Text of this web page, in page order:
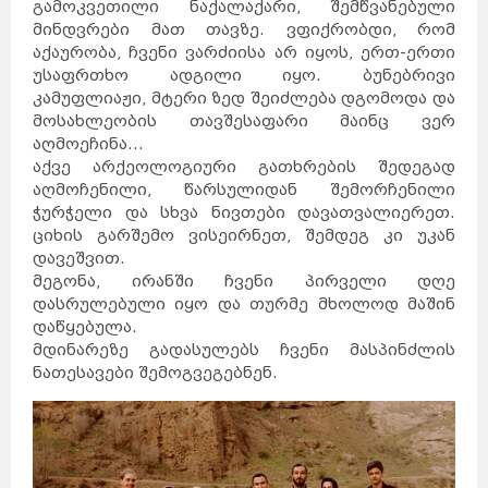
გამოკვეთილი ნაქალაქარი, შემწვანებული
მინდვრები მათ თავზე. ვფიქრობდი, რომ
აქაურობა, ჩვენი ვარძიისა არ იყოს, ერთ-ერთი
უსაფრთხო ადგილი იყო. ბუნებრივი
კამუფლიაჟი, მტერი ზედ შეიძლება დგომოდა და
მოსახლეობის თავშესაფარი მაინც ვერ
აღმოეჩინა...
აქვე არქეოლოგიური გათხრების შედეგად
აღმოჩენილი, წარსულიდან შემორჩენილი
ჭურჭელი და სხვა ნივთები დავათვალიერეთ.
ციხის გარშემო ვისეირნეთ, შემდეგ კი უკან
დავეშვით.
მეგონა, ირანში ჩვენი პირველი დღე
დასრულებული იყო და თურმე მხოლოდ მაშინ
დაწყებულა.
მდინარეზე გადასულებს ჩვენი მასპინძლის
ნათესავები შემოგვეგებნენ.